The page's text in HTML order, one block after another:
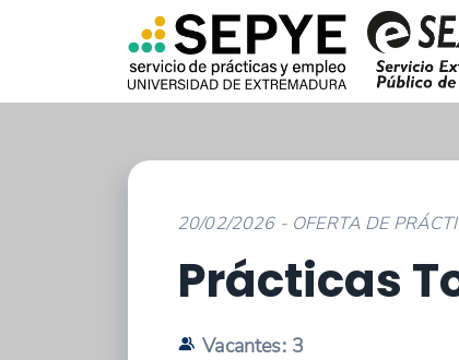
20/02/2026 - OFERTA DE
Prácticas
Vacantes: 3